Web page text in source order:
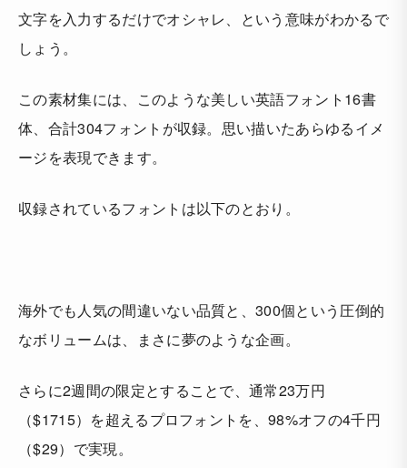
文字を入力するだけでオシャレ、という意味がわかるで
しょう。
この素材集には、このような美しい英語フォント16書
体、合計304フォントが収録。思い描いたあらゆるイメ
ージを表現できます。
収録されているフォントは以下のとおり。
海外でも人気の間違いない品質と、300個という圧倒的
なボリュームは、まさに夢のような企画。
さらに2週間の限定とすることで、通常23万円
（$1715）を超えるプロフォントを、98%オフの4千円
（$29）で実現。